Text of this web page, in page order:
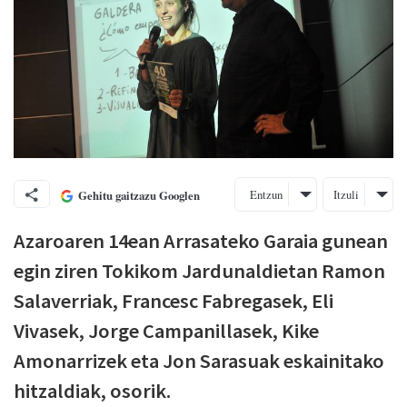
Gehitu gaitzazu Googlen Entzun Itzuli
Azaroaren 14ean Arrasateko Garaia gunean
egin ziren Tokikom Jardunaldietan Ramon
Salaverriak, Francesc Fabregasek, Eli
Vivasek, Jorge Campanillasek, Kike
Amonarrizek eta Jon Sarasuak eskainitako
hitzaldiak, osorik.